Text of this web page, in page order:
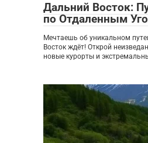
Дальний Восток:
по Отдаленным
Мечтаешь об уникальном
Восток ждёт! Открой
новые курорты и